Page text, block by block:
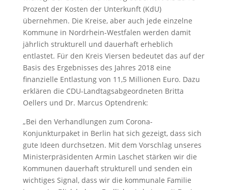
Prozent der Kosten der Unterkunft (KdU)
übernehmen. Die Kreise, aber auch jede einzelne
Kommune in Nordrhein-Westfalen werden damit
jährlich strukturell und dauerhaft erheblich
entlastet. Für den Kreis Viersen bedeutet das auf der
Basis des Ergebnisses des Jahres 2018 eine
finanzielle Entlastung von 11,5 Millionen Euro. Dazu
erklären die CDU-Landtagsabgeordneten Britta
Oellers und Dr. Marcus Optendrenk:
„Bei den Verhandlungen zum Corona-
Konjunkturpaket in Berlin hat sich gezeigt, dass sich
gute Ideen durchsetzen. Mit dem Vorschlag unseres
Ministerpräsidenten Armin Laschet stärken wir die
Kommunen dauerhaft strukturell und senden ein
wichtiges Signal, dass wir die kommunale Familie